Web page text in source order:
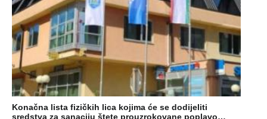
Konačna lista fizičkih lica kojima će se dodijeliti
sredstva za sanaciju štete prouzrokovane poplavo…